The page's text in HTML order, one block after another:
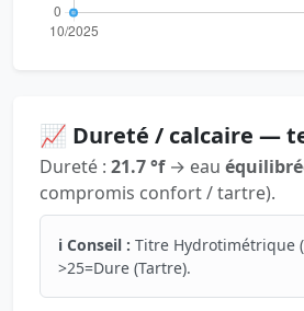
📈 Dureté / calcaire —
Dureté : 21.7 °f→ eau
compromis confort / tartre).
ℹ️ Conseil : Titre Hydrotimétrique
>25=Dure (Tartre).